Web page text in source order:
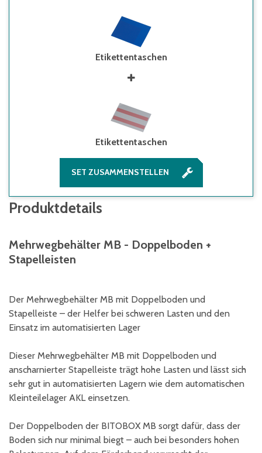
Etikettentaschen
Etikettentaschen
SET ZUSAMMENSTELLEN
Produktdetails
Mehrwegbehälter MB - Doppelboden +
Stapelleisten
Der Mehrwegbehälter MB mit Doppelboden und
Stapelleiste – der Helfer bei schweren Lasten und den
Einsatz im automatisierten Lager
Dieser Mehrwegbehälter MB mit Doppelboden und
anscharnierter Stapelleiste trägt hohe Lasten und lässt sich
sehr gut in automatisierten Lagern wie dem automatischen
Kleinteilelager AKL einsetzen.
Der Doppelboden der BITOBOX MB sorgt dafür, dass der
Boden sich nur minimal biegt – auch bei besonders hohen